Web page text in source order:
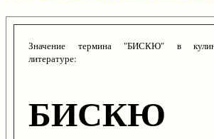
Значение термина "БИСКЮ" в
литературе:
БИСКЮ